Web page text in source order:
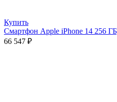
Купить
Смартфон Apple iPhone 14 256
66 547 ₽